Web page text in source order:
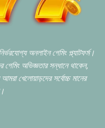
অনলাইন গেমিং প্ল্যাটফর্ম।
গেমিং অভিজ্ঞতার সন্ধানে থাকেন,
খেলোয়াড়দের সর্বোচ্চ মানের